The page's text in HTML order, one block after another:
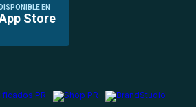
DISPONIBLE EN
Store